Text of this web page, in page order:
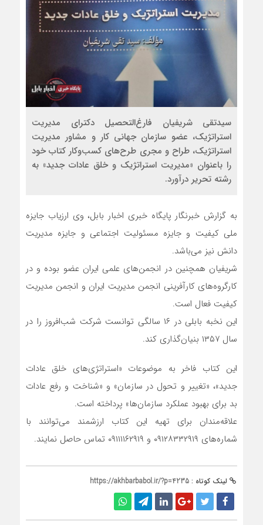
سیدتقی شریفیان فارغ‌التحصیل دکترای مدیریت
استراتژیک، عضو سازمان جهانی کار و مشاور مدیریت
استراتژیک، طراح و مجری طرح‌های کسب‌وکار کتاب خود
را باعنوان «مدیریت استراتژیک و خلق عادات جدید» به
رشته تحریر درآورد.
به گزارش خبرنگار پایگاه خبری اخبار بابل، وی ارزیاب جایزه
ملی کیفیت و جایزه مسئولیت اجتماعی و جایزه مدیریت
دانش نیز می‌باشد.
شریفیان همچنین در انجمن‌های علمی ایران عضو بوده و در
کارگروه‌های کارآفرینی انجمن مدیریت ایران و انجمن مدیریت
کیفیت فعال است.
این نخبه بابلی در ۱۶ سالگی توانست شرکت شب‌افروز را در
سال ۱۳۵۷ بنیان‌گذاری کند.
این کتاب فاخر به موضوعات «استراتژی‌های خلق عادات
جدید»، «تغییر و تحول در سازمان» و «شناخت و رفع عادات
بد برای بهبود عملکرد سازمان‌ها» پرداخته است.
علاقه‌مندان برای تهیه این کتاب ارزشمند می‌توانند با
شماره‌های ۰۹۱۲۸۳۳۲۹۱۹ و ۰۹۱۱۱۱۶۲۹۱۹ تماس حاصل نمایند.
لینک کوتاه : https://akhbarbabol.ir/?p=4235